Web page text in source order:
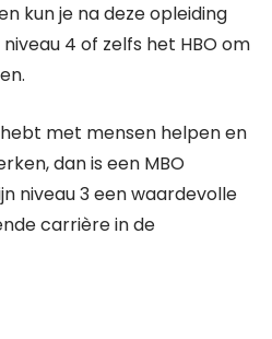
kun je na deze opleiding
4 of zelfs het HBO om
met mensen helpen en
dan is een MBO
niveau 3 een waardevolle
carrière in de